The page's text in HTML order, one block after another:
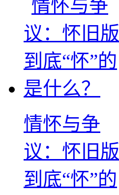
情怀与争
议：怀旧版
到底“怀”的